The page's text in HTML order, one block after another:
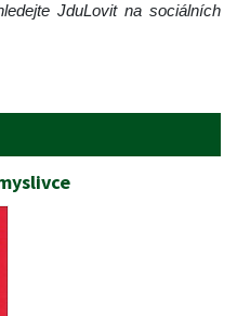
JduLovit na sociálních